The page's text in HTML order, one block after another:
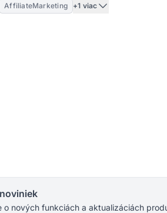
AffiliateMarketing +1 viac
o nových funkciách a aktualizáciách